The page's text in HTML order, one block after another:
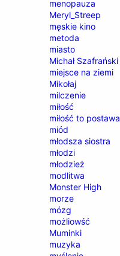
menopauza
Meryl_Streep
męskie kino
metoda
miasto
Michał Szafrański
miejsce na ziemi
Mikołaj
milczenie
miłość
miłość to postawa
miód
młodsza siostra
młodzi
młodzież
modlitwa
Monster High
morze
mózg
możliowść
Muminki
muzyka